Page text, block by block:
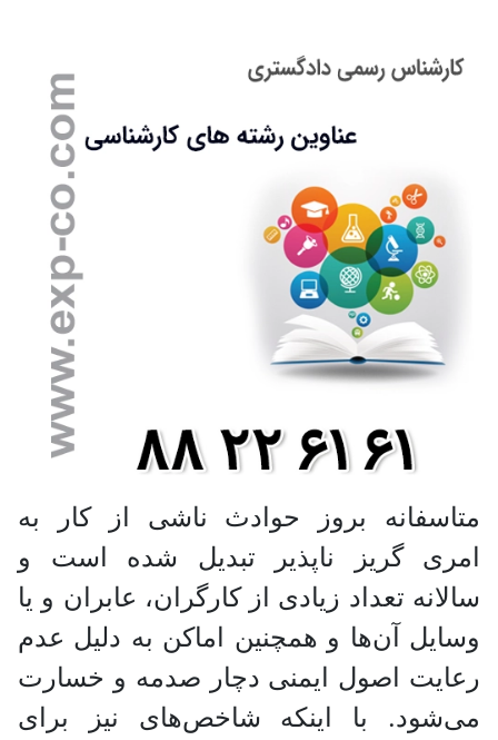
متاسفانه بروز حوادث ناشی از کار به
امری گریز ناپذیر تبدیل شده است و
سالانه تعداد زیادی از کارگران، عابران و یا
وسایل آن‌ها و همچنین اماکن به دلیل عدم
رعایت اصول ایمنی دچار صدمه و خسارت
می‌شود. با اینکه شاخص‌های نیز برای